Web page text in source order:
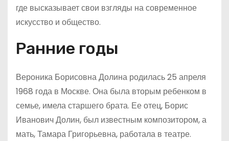
где высказывает свои взгляды на современное
искусство и общество.
Ранние годы
Вероника Борисовна Долина родилась 25 апреля
1968 года в Москве. Она была вторым ребенком в
семье, имела старшего брата. Ее отец, Борис
Иванович Долин, был известным композитором, а
мать, Тамара Григорьевна, работала в театре.